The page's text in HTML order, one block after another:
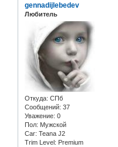
gennadijlebedev
Любитель
Откуда: СПб
Сообщений: 37
Уважение: 0
Пол: Мужской
Car: Teana J2
Trim Level: Premium